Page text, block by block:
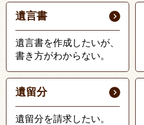
遺言書
遺言書を作成したいが、
書き方がわからない。
遺留分
遺留分を請求したい。